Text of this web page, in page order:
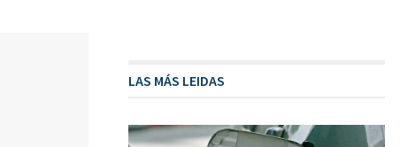
LAS MÁS LEIDAS